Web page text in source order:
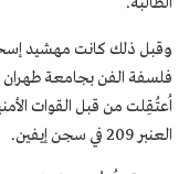
وقبل ذلك كانت مهشيد
فلسفة الفن بجامعة طهران
العنبر 209 في سجن إيفين.